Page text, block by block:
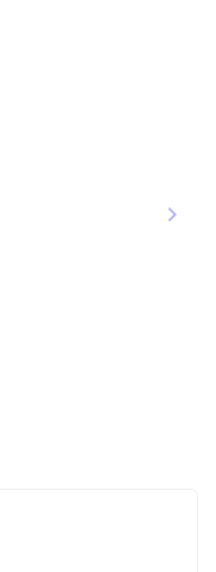
keyboard_arrow_right